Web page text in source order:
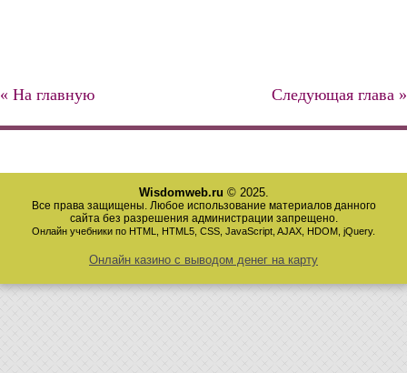
« На главную Следующая глава »
Wisdomweb.ru © 2025.
Все права защищены. Любое использование материалов данного
сайта без разрешения администрации запрещено.
Онлайн учебники по HTML, HTML5, CSS, JavaScript, AJAX, HDOM, jQuery.
Онлайн казино с выводом денег на карту